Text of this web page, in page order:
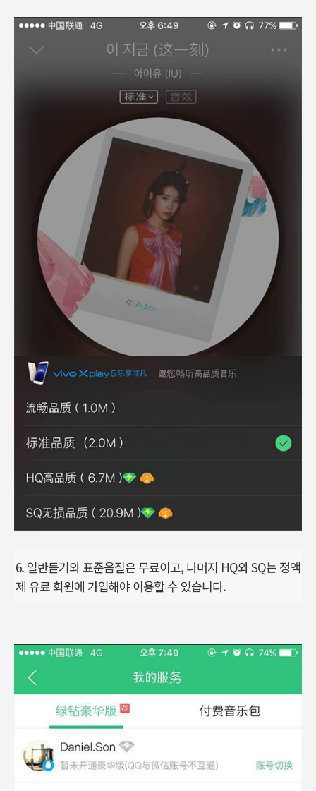
6. 일반듣기와 표준음질은 무료이고, 나머지 HQ와 SQ는 정액
제 유료 회원에 가입해야 이용할 수 있습니다.